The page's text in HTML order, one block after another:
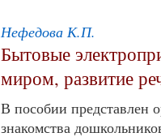
Нефедова К.П.
Бытовые
миром, развитие
В пособии представлен
знакомства